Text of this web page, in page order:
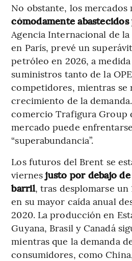
No obstante, los mercados
cómodamente
Agencia Internacional de
en París, prevé un
petróleo en 2026, a
suministros tanto de la
competidores, mientras se
crecimiento de la
comercio Trafigura Group
mercado puede
“superabundancia”.
Los futuros del Brent se
viernes justo por debajo
barril, tras desplomarse un
en su mayor caída anual
2020. La producción en
Guyana, Brasil y Canadá
mientras que la demanda
consumidores, como